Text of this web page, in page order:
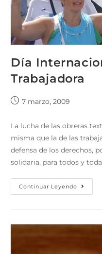
Día
Trabajadora
7 marzo, 2009
La lucha de las obreras
misma que la de las
defensa de los derechos,
solidaria, para todos y
Continuar Leyendo